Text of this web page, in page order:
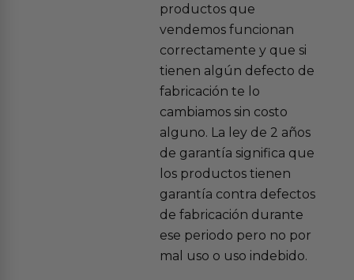
productos que
vendemos funcionan
correctamente y que si
tienen algún defecto de
fabricación te lo
cambiamos sin costo
alguno. La ley de 2 años
de garantía significa que
los productos tienen
garantía contra defectos
de fabricación durante
ese periodo pero no por
mal uso o uso indebido.